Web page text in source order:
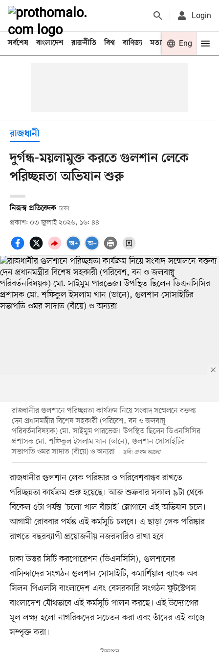
Login
সর্বশেষ বাংলাদেশ রাজনীতি বিশ্ব বাণিজ্য মতামত খেলা
Eng
রাজধানী
দুর্গন্ধ-ময়লামুক্ত করতে গুলশান লেকে
পরিচ্ছন্নতা অভিযান শুরু
নিজস্ব প্রতিবেদক ঢাকা
প্রকাশ: ০৩ জুলাই ২০২৬, ১৬: ৪৪
রাজধানীর গুলশানে পরিচ্ছন্নতা কার্যক্রম নিয়ে সংবাদ সম্মেলনে বক্তব্য
দেন প্রধানমন্ত্রীর বিশেষ সহকারী (পরিবেশ, বন ও জলবায়ু
পরিবর্তনবিষয়ক) মো. সাইমুম পারভেজ। উপস্থিত ছিলেন ডিএনসিসির
প্রশাসক মো. শফিকুল ইসলাম খান (ডানে), গুলশান সোসাইটির
সভাপতি ওমর সাদাত (বাঁয়ে) ও অন্যরা
ছবি: প্রথম আলো
রাজধানীর গুলশান লেক পরিষ্কার ও পরিবেশবান্ধব রাখতে
পরিচ্ছন্নতা কার্যক্রম শুরু হয়েছে। আজ শুক্রবার সকাল ৯টা থেকে
বিকেল ৫টা পর্যন্ত ‘চলো খাল বাঁচাই’ স্লোগানে এই অভিযান চলে।
আগামী রোববার পর্যন্ত এই কর্মসূচি চলবে। এ ছাড়া লেক পরিষ্কার
রাখতে বছরব্যাপী প্রয়োজনীয় নজরদারিও রাখা হবে।
ঢাকা উত্তর সিটি করপোরেশন (ডিএনসিসি), গুলশানের
বাসিন্দাদের সংগঠন গুলশান সোসাইটি, কমার্শিয়াল ব্যাংক অব
সিলন পিএলসি বাংলাদেশ এবং বেসরকারি সংগঠন ফুটস্টেপস
বাংলাদেশ যৌথভাবে এই কর্মসূচি পালন করছে। এই উদ্যোগের
মূল লক্ষ্য হলো নাগরিকদের সচেতন করা এবং তাঁদের এই কাজে
সম্পৃক্ত করা।